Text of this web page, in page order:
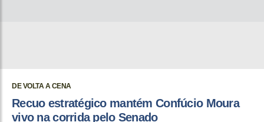
DE VOLTA A CENA
Recuo estratégico mantém Confúcio Moura
vivo na corrida pelo Senado